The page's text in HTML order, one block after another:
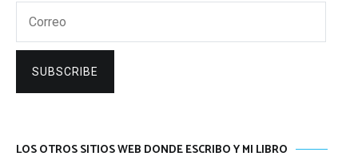
SUBSCRIBE
LOS OTROS SITIOS WEB DONDE ESCRIBO Y MI LIBRO